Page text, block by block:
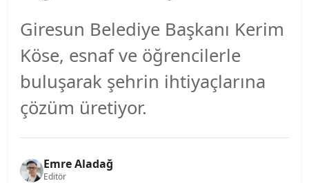
Giresun Belediye Başkanı Kerim
Köse, esnaf ve öğrencilerle
buluşarak şehrin ihtiyaçlarına
çözüm üretiyor.
Emre Aladağ
Editör